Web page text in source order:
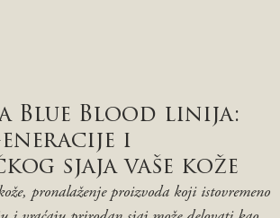
Blue Blood linija:
i
sjaja vaše kože
pronalaženje proizvoda koji istovremeno